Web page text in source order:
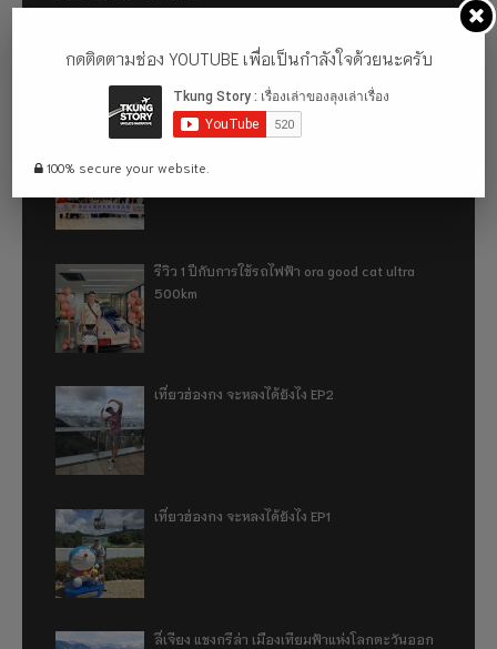
ธรรมชาติที่ตั้งอยู่ในเขตเทือกเขาแอลป์ญี่ปุ่น
รีวิว 1 ปีกับการใช้รถไฟฟ้า ora good cat ultra
500km
เที่ยวฮ่องกง จะหลงได้ยังไง EP2
เที่ยวฮ่องกง จะหลงได้ยังไง EP1
ลี่เจียง แชงกรีล่า เมืองเทียมฟ้าแห่งโลกตะวันออก
กดติดตามช่อง YOUTUBE เพื่อเป็นกำลังใจด้วยนะครับ
100% secure your website.